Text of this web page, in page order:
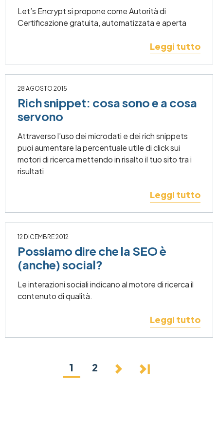
Let’s Encrypt si propone come Autorità di
Certificazione gratuita, automatizzata e aperta
Leggi tutto
28 AGOSTO 2015
Rich snippet: cosa sono e a cosa
servono
Attraverso l’uso dei microdati e dei rich snippets
puoi aumentare la percentuale utile di click sui
motori di ricerca mettendo in risalto il tuo sito tra i
risultati
Leggi tutto
12 DICEMBRE 2012
Possiamo dire che la SEO è
(anche) social?
Le interazioni sociali indicano al motore di ricerca il
contenuto di qualità.
Leggi tutto
Current page
1 Page
2 Next pageLast page